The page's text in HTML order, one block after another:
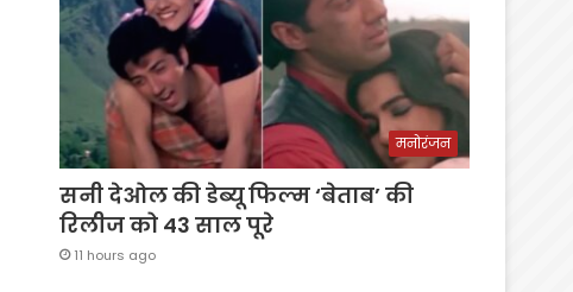
मनोरंजन
सनी देओल की डेब्यू फिल्म ‘बेताब’ की
रिलीज को 43 साल पूरे
11 hours ago